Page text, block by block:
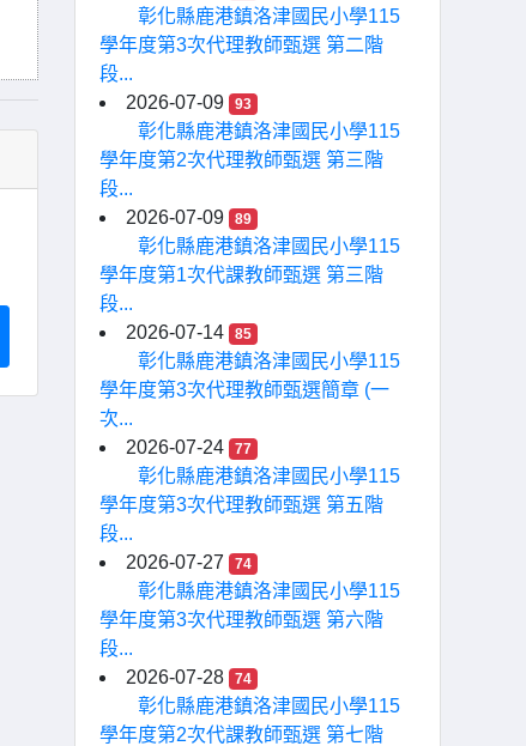
彰化縣鹿港鎮洛津國民小學115
學年度第3次代理教師甄選 第二階
段...
2026-07-09
93
彰化縣鹿港鎮洛津國民小學115
學年度第2次代理教師甄選 第三階
段...
2026-07-09
89
彰化縣鹿港鎮洛津國民小學115
學年度第1次代課教師甄選 第三階
段...
2026-07-14
85
彰化縣鹿港鎮洛津國民小學115
學年度第3次代理教師甄選簡章 (一
次...
2026-07-24
77
彰化縣鹿港鎮洛津國民小學115
學年度第3次代理教師甄選 第五階
段...
2026-07-27
74
彰化縣鹿港鎮洛津國民小學115
學年度第3次代理教師甄選 第六階
段...
2026-07-28
74
彰化縣鹿港鎮洛津國民小學115
學年度第2次代課教師甄選 第七階